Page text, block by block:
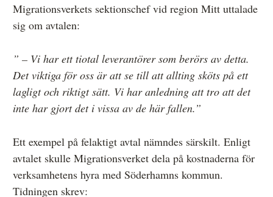
Migrationsverkets sektionschef vid region Mitt uttalade
sig om avtalen:
” – Vi har ett tiotal leverantörer som berörs av detta.
Det viktiga för oss är att se till att allting sköts på ett
lagligt och riktigt sätt. Vi har anledning att tro att det
inte har gjort det i vissa av de här fallen.”
Ett exempel på felaktigt avtal nämndes särskilt. Enligt
avtalet skulle Migrationsverket dela på kostnaderna för
verksamhetens hyra med Söderhamns kommun.
Tidningen skrev: